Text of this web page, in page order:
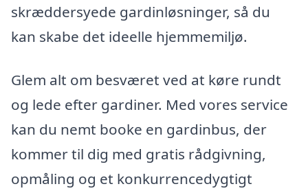
skræddersyede gardinløsninger, så du
kan skabe det ideelle hjemmemiljø.
Glem alt om besværet ved at køre rundt
og lede efter gardiner. Med vores service
kan du nemt booke en gardinbus, der
kommer til dig med gratis rådgivning,
opmåling og et konkurrencedygtigt